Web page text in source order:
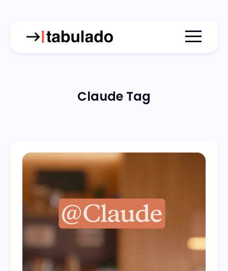
Menu
Claude Tag